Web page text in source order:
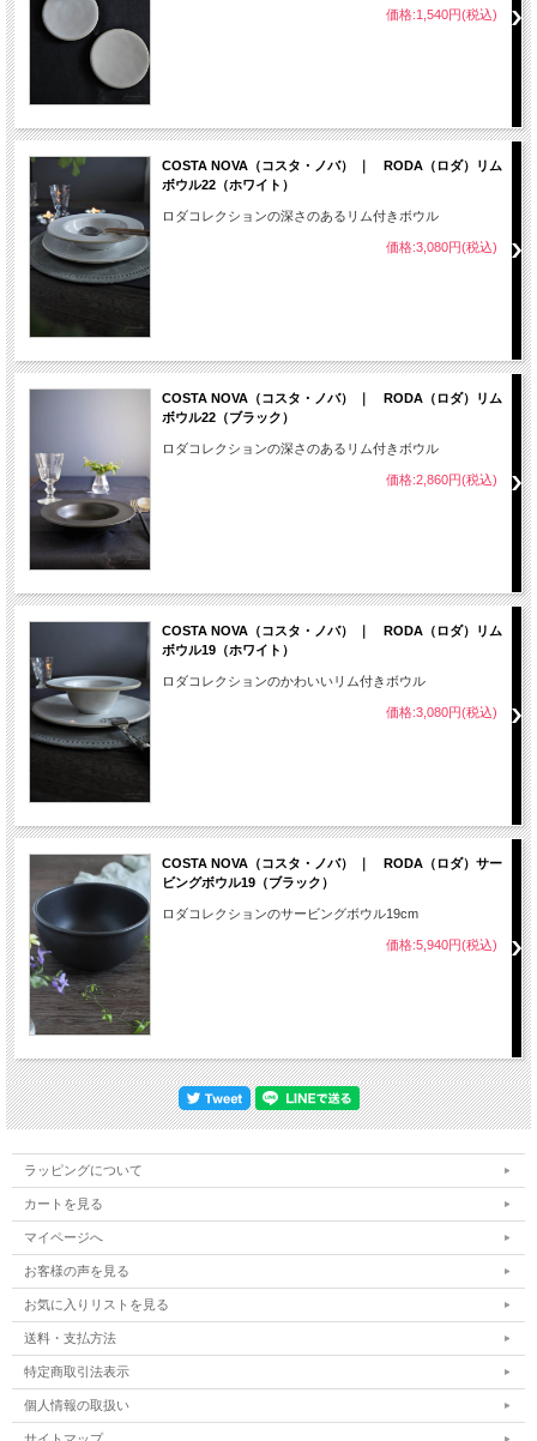
価格:1,540円(税込)
COSTA NOVA（コスタ・ノバ） ｜ RODA（ロダ）リム
ボウル22（ホワイト）
ロダコレクションの深さのあるリム付きボウル
価格:3,080円(税込)
COSTA NOVA（コスタ・ノバ） ｜ RODA（ロダ）リム
ボウル22（ブラック）
ロダコレクションの深さのあるリム付きボウル
価格:2,860円(税込)
COSTA NOVA（コスタ・ノバ） ｜ RODA（ロダ）リム
ボウル19（ホワイト）
ロダコレクションのかわいいリム付きボウル
価格:3,080円(税込)
COSTA NOVA（コスタ・ノバ） ｜ RODA（ロダ）サー
ビングボウル19（ブラック）
ロダコレクションのサービングボウル19cm
価格:5,940円(税込)
ラッピングについて
カートを見る
マイページへ
お客様の声を見る
お気に入りリストを見る
送料・支払方法
特定商取引法表示
個人情報の取扱い